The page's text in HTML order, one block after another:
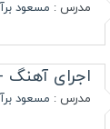
مدرس : مسعود
اجرای آهنگ -
مدرس : مسعود